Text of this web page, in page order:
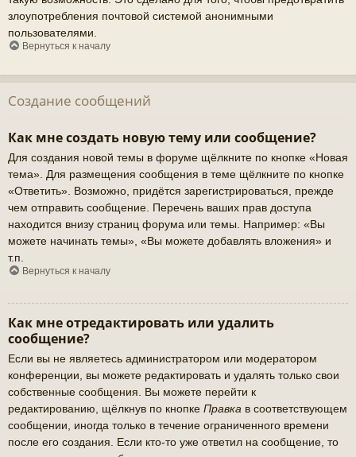
злоупотребления почтовой системой анонимными
пользователями.
Вернуться к началу
Создание сообщений
Как мне создать новую тему или сообщение?
Для создания новой темы в форуме щёлкните по кнопке «Новая
тема». Для размещения сообщения в теме щёлкните по кнопке
«Ответить». Возможно, придётся зарегистрироваться, прежде
чем отправить сообщение. Перечень ваших прав доступа
находится внизу страниц форума или темы. Например: «Вы
можете начинать темы», «Вы можете добавлять вложения» и
т.п.
Вернуться к началу
Как мне отредактировать или удалить
сообщение?
Если вы не являетесь администратором или модератором
конференции, вы можете редактировать и удалять только свои
собственные сообщения. Вы можете перейти к
редактированию, щёлкнув по кнопке Правка в соответствующем
сообщении, иногда только в течение ограниченного времени
после его создания. Если кто-то уже ответил на сообщение, то